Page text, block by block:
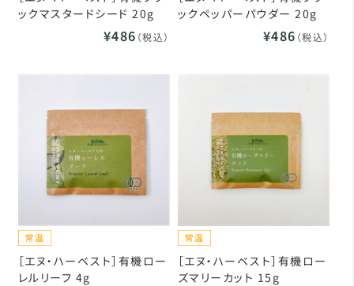
ックマスタードシード 20g
¥486 （税込）
ックペッパーパウダー 20g
¥486 （税込）
［エヌ・ハーベスト］有機ロー
レルリーフ 4g
［エヌ・ハーベスト］有機ロー
ズマリーカット 15g